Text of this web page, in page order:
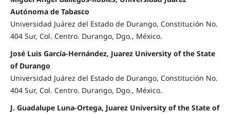
Autónoma de Tabasco
Universidad Juárez del Estado de Durango, Constitución No.
404 Sur, Col. Centro. Durango, Dgo., México.
José Luis García-Hernández, Juarez University of the State
of Durango
Universidad Juárez del Estado de Durango, Constitución No.
404 Sur, Col. Centro. Durango, Dgo., México.
J. Guadalupe Luna-Ortega, Juarez University of the State of